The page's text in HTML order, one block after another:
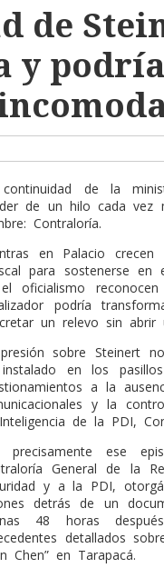
de
y
de la
de un hilo cada vez
Contraloría.
en Palacio
para sostenerse en
oficialismo
podría
un relevo sin abrir
sobre Steinert
en los
a la
y la
de la PDI,
precisamente ese
General de la
y a la PDI,
detrás de un
48 horas
detallados
Chen” en Tarapacá.